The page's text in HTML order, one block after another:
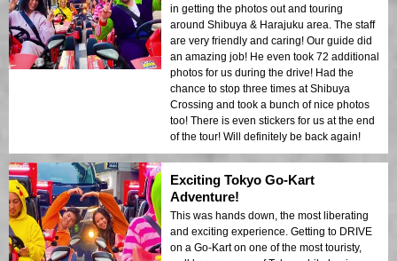
in getting the photos out and touring
around Shibuya & Harajuku area. The staff
are very friendly and caring! Our guide did
an amazing job! He even took 72 additional
photos for us during the drive! Had the
chance to stop three times at Shibuya
Crossing and took a bunch of nice photos
too! There is even stickers for us at the end
of the tour! Will definitely be back again!
Exciting Tokyo Go-Kart
Adventure!
This was hands down, the most liberating
and exciting experience. Getting to DRIVE
on a Go-Kart on one of the most touristy,